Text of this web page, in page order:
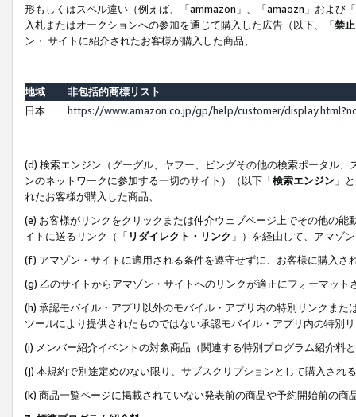
形もしくはスペル違い（例えば、「ammazon」、「amaozn」および
入札またはオークションへの参加を通じて購入した広告（以下、「禁
ン・ サイトに紹介されたお客様が購入した商品、
地域
非包括的商標リスト
日本
https://www.amazon.co.jp/gp/help/customer/
(d) 検索エンジン（グーグル、ヤフー、ビングその他の検索ポータル
ンのネットワークに参加する一切のサイト）（以下「検索エンジン 」
れたお客様が購入した商品、
(e) お客様がリンクをクリックまたは仲介ウェブページ上でその他の
イトに送るリンク（「 リダイレクト・リンク 」）を経由して、アマゾ
(f) アマゾン・サイトに適用される条件を遵守せずに、お客様に購入さ
(g) 乙のサイトからアマゾン・サイトへのリンクが適正にフォーマッ
(h) 承認モバイル・アプリ以外のモバイル・アプリ内の特別リンクま
ツールにより提供されたものではない承認モバイル・アプリ内の特別
(i) メンバー紹介イベントの対象商品（関連する特別プログラム紹介料
(j) 本規約で別途定めのない限り、サブスクリプションとして購入され
(k) 商品一覧ページに掲載されていない発表前の商品や予約開始前の商